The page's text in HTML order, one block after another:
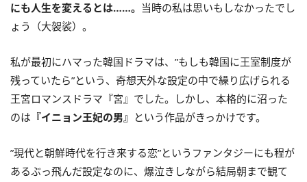
にも人生を変えるとは……。 当時の私は思いもしなかったでし
ょう（大袈裟）。
私が最初にハマった韓国ドラマは、”もしも韓国に王室制度が
残っていたら”という、奇想天外な設定の中で繰り広げられる
王宮ロマンスドラマ『宮』でした。しかし、本格的に沼った
のは 『イニョン王妃の男』 という作品がきっかけです。
”現代と朝鮮時代を行き来する恋”というファンタジーにも程が
あるぶっ飛んだ設定なのに、爆泣きしながら結局朝まで観て